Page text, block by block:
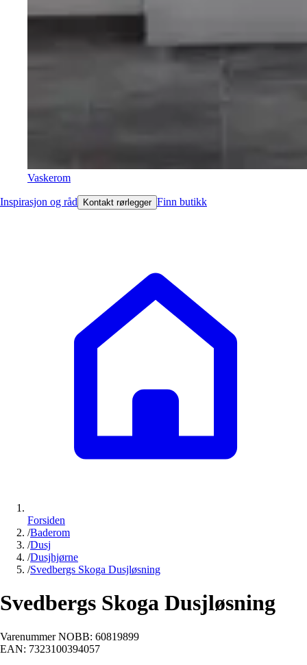
Vaskerom
Inspirasjon og råd Kontakt rørlegger Finn butikk
Forsiden
/Baderom
/Dusj
/Dusjhjørne
/Svedbergs Skoga Dusjløsning
Svedbergs Skoga Dusjløsning
Varenummer NOBB: 60819899
EAN: 7323100394057